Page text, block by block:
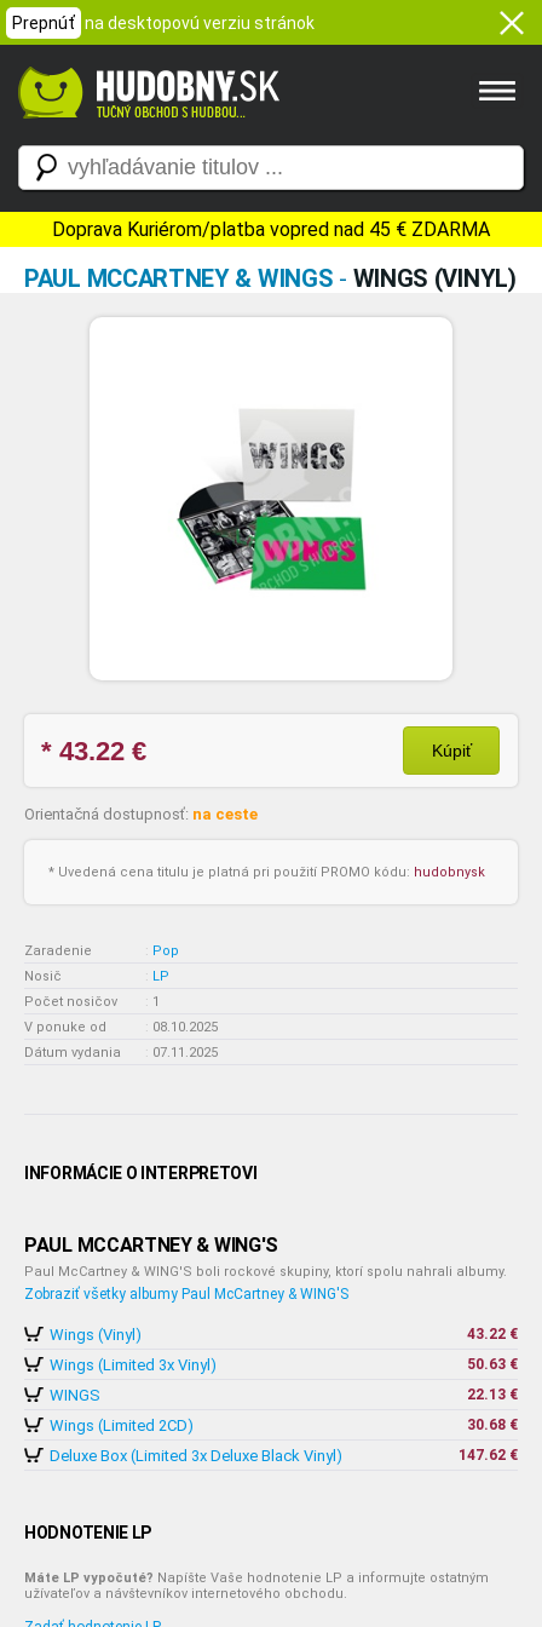
Prepnúť na desktopovú verziu stránok
Doprava Kuriérom/platba vopred nad 45 € ZDARMA
PAUL MCCARTNEY & WINGS - WINGS (VINYL)
* 43.22 € Kúpiť
Orientačná dostupnosť: na ceste
* Uvedená cena titulu je platná pri použití PROMO kódu: hudobnysk
Zaradenie : Pop
Nosič
: LP
Počet nosičov
: 1
V ponuke od
: 08.10.2025
Dátum vydania
: 07.11.2025
INFORMÁCIE O INTERPRETOVI
PAUL MCCARTNEY & WING'S
Paul McCartney & WING'S boli rockové skupiny, ktorí spolu nahrali albumy.
Zobraziť všetky albumy Paul McCartney & WING'S
Wings (Vinyl) 43.22 €
Wings (Limited 3x Vinyl) 50.63 €
WINGS 22.13 €
Wings (Limited 2CD) 30.68 €
Deluxe Box (Limited 3x Deluxe Black Vinyl) 147.62 €
HODNOTENIE LP
Máte LP vypočuté? Napíšte Vaše hodnotenie LP a informujte ostatným
užívateľov a návštevníkov internetového obchodu.